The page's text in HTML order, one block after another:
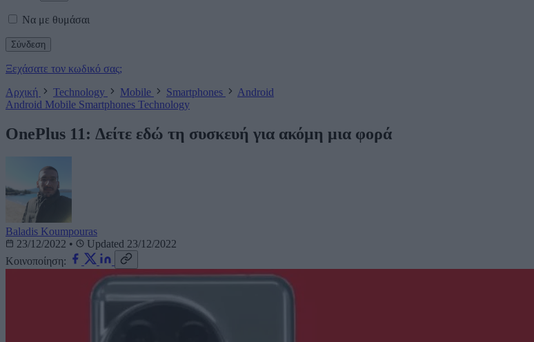
Να με θυμάσαι
Ξεχάσατε τον κωδικό σας;
Αρχική
Technology Mobile Smartphones
Android
Android Mobile Smartphones Technology
OnePlus 11: Δείτε εδώ τη συσκευή για ακόμη μια φορά
Baladis Koumpouras
23/12/2022 •
Updated 23/12/2022
Κοινοποίηση: